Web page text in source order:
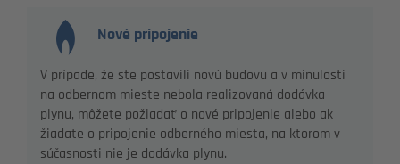
Nové pripojenie
V prípade, že ste postavili novú budovu a v minulosti
na odbernom mieste nebola realizovaná dodávka
plynu, môžete požiadať o nové pripojenie alebo ak
žiadate o pripojenie odberného miesta, na ktorom v
súčasnosti nie je dodávka plynu.